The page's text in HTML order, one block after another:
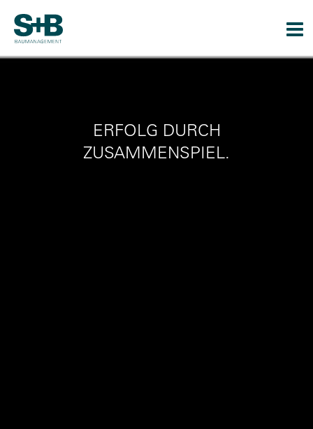
ERFOLG DURCH
ZUSAMMENSPIEL.